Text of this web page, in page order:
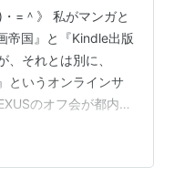
=＾》 私がマンガと
帝国』と『Kindle出版
それとは別に、
というオンラインサ
のオフ会が都内で
ていない人も、すで
で1万人フォロワー